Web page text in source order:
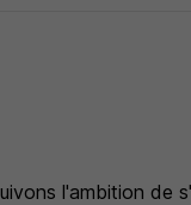
l'ambition de